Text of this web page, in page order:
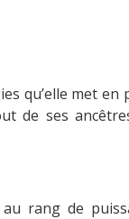
qu’elle met en
de ses
rang de